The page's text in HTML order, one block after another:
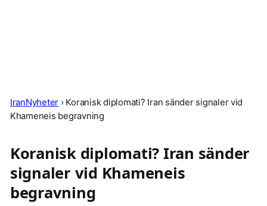
IranNyheter › Koranisk diplomati? Iran sänder signaler vid
Khameneis begravning
Koranisk diplomati? Iran sänder
signaler vid Khameneis
begravning